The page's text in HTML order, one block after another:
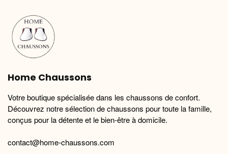
peuvent
être
choisies
page
produit
produit
Home Chaussons
Votre boutique spécialisée dans les chaussons de confort.
Découvrez notre sélection de chaussons pour toute la famille,
conçus pour la détente et le bien-être à domicile.
contact@home-chaussons.com